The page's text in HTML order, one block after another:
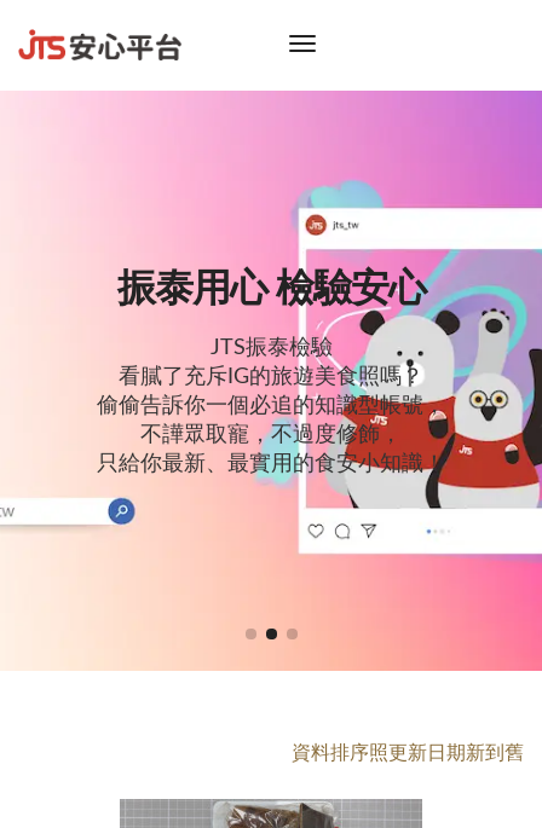
toggle
振泰用心 檢驗安心
JTS振泰檢驗
看膩了充斥IG的旅遊美食照嗎？
偷偷告訴你一個必追的知識型帳號，
不譁眾取寵，不過度修飾，
只給你最新、最實用的食安小知識！
資料排序照更新日期新到舊